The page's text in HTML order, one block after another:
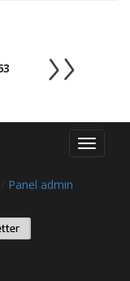
Toggle
Panel admin